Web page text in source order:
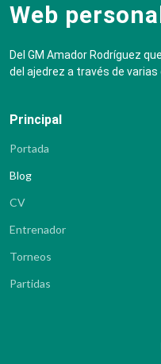
Web
Del GM Amador Rodríguez
del ajedrez a través de varias
Principal
Portada
Blog
CV
Entrenador
Torneos
Partidas